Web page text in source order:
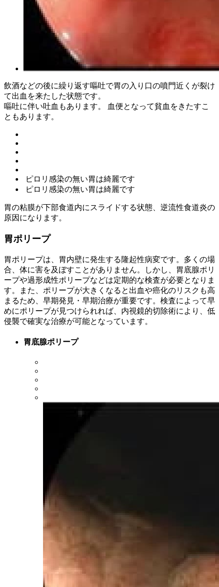
飲酒などの後に繰り返す嘔吐で胃の入り口の噴門近くが裂け
て出血を来たした状態です。
嘔吐に伴い吐血もあります。 血便となって貧血をきたすこ
ともあります。
ピロリ感染の無い胃は綺麗です
ピロリ感染の無い胃は綺麗です
胃の粘膜が下部食道内にスライドする状態、逆流性食道炎の
原因になります。
胃ポリープ
胃ポリープは、胃内壁に発生する隆起性病変です。多くの場
合、体に害を及ぼすことがありません。しかし、胃底腺ポリ
ープや過形成性ポリープなどは定期的な検査が必要となりま
す。また、ポリープが大きくなると出血や癌化のリスクも高
まるため、早期発見・早期治療が重要です。検査によって早
めにポリープが見つけられれば、内視鏡的切除術により、低
侵襲で確実な治療が可能となっています。
胃底腺ポリープ